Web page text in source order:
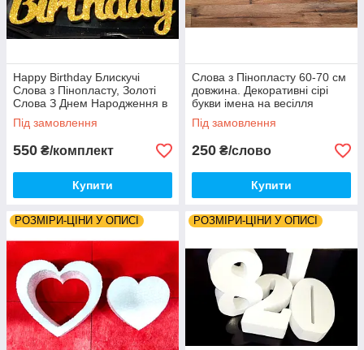
Happy Birthday Блискучі
Слова з Пінопласту, Золоті
Слова З Днем Народження в
Блисткітках на Фотозону для
Фотосесії Букви на Банер
Під замовлення
550 ₴/комплект
Купити
Слова з Пінопласту 60-70 см
довжина. Декоративні сірі
букви імена на весілля
народження хрещення
об'ємні імена літери
Під замовлення
250 ₴/слово
Купити
РОЗМІРИ-ЦІНИ У ОПИСІ РОЗМІРИ-ЦІНИ У ОПИСІ